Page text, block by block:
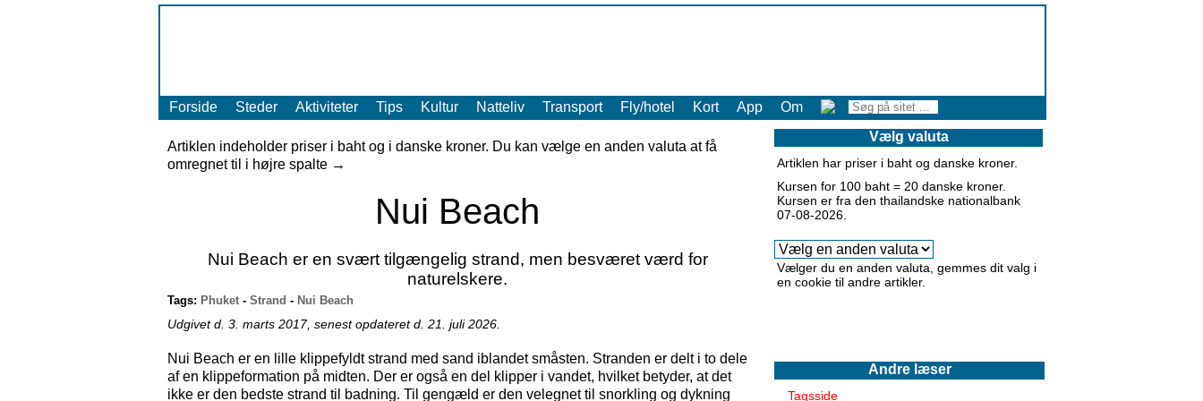
Forside Steder Aktiviteter Tips Kultur Natteliv Transport Fly/hotel Kort App Om
Artiklen indeholder priser i baht og i danske kroner. Du kan vælge en anden valuta at få
omregnet til i højre spalte →
Nui Beach
Nui Beach er en svært tilgængelig strand, men besværet værd for
naturelskere.
Tags: Phuket - Strand - Nui Beach
Udgivet d. 3. marts 2017, senest opdateret d. 21. juli 2026.
Nui Beach er en lille klippefyldt strand med sand iblandet småsten. Stranden er delt i to dele
af en klippeformation på midten. Der er også en del klipper i vandet, hvilket betyder, at det
ikke er den bedste strand til badning. Til gengæld er den velegnet til snorkling og dykning
Vælg valuta
Artiklen har priser i baht og danske kroner.
Kursen for 100 baht = 20 danske kroner.
Kursen er fra den thailandske nationalbank
07-08-2026.
Vælger du en anden valuta, gemmes dit valg i
en cookie til andre artikler.
Andre læser
Tagsside